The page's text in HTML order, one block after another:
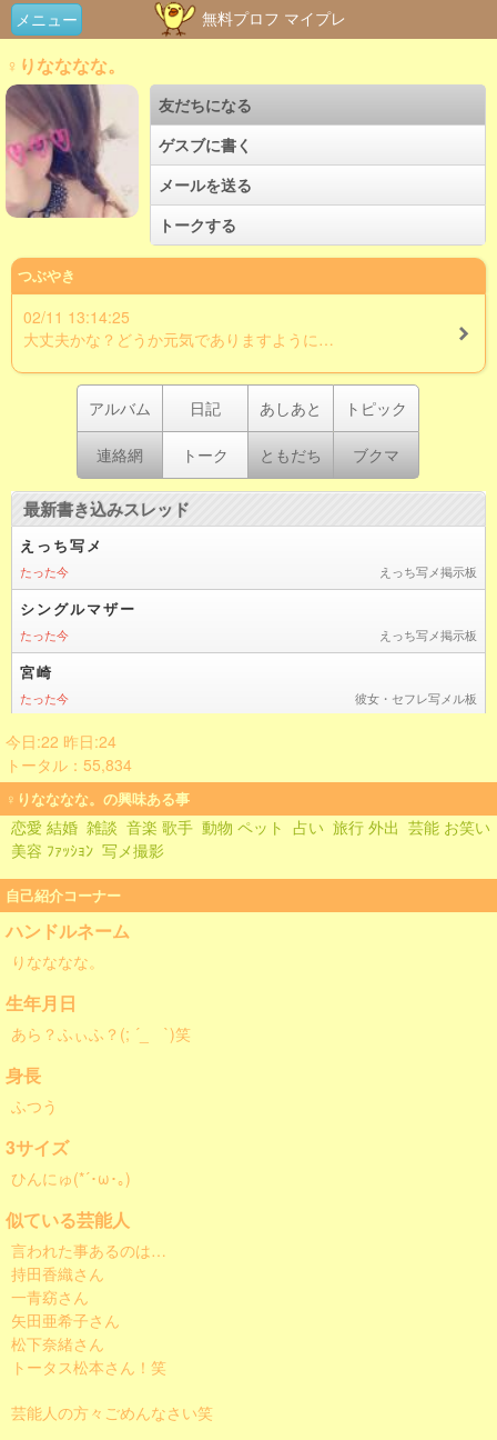
メニュー 無料プロフ マイプレ
♀りなななな。
友だちになる
ゲスブに書く
メールを送る
トークする
つぶやき
02/11 13:14:25
大丈夫かな？どうか元気でありますように…
アルバム 日記 あしあと トピック
連絡網 トーク ともだち ブクマ
今日:22 昨日:24
トータル：55,834
♀りなななな。の興味ある事
恋愛 結婚 雑談 音楽 歌手 動物 ペット 占い 旅行 外出 芸能 お笑い
美容 ﾌｧｯｼｮﾝ 写メ撮影
自己紹介コーナー
ハンドルネーム
りなななな。
生年月日
あら？ふぃふ？(; ´_ゝ`)笑
身長
ふつう
3サイズ
ひんにゅ(*´･ω･｡)
似ている芸能人
言われた事あるのは…
持田香織さん
一青窈さん
矢田亜希子さん
松下奈緒さん
トータス松本さん！笑
芸能人の方々ごめんなさい笑